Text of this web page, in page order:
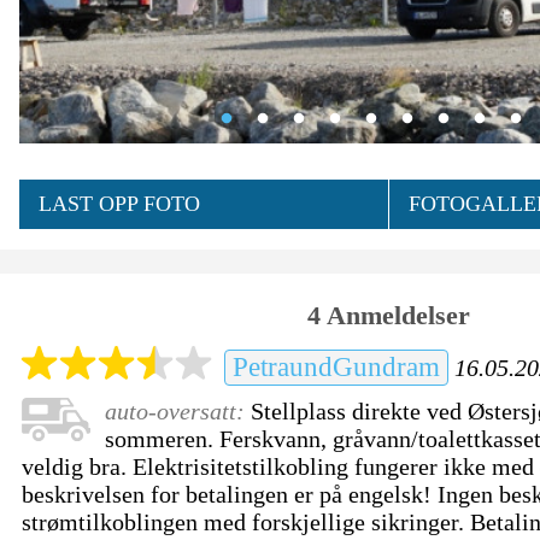
LAST OPP FOTO
4 Anmeldelser
PetraundGundram
auto-oversatt: Stellplass direkte ved
sommeren. Ferskvann, gråvann/
veldig bra. Elektrisitetstilkobling fungerer ikke med
beskrivelsen for betalingen er på engelsk! Ingen
strømtilkoblingen med forskjellige sikringer.